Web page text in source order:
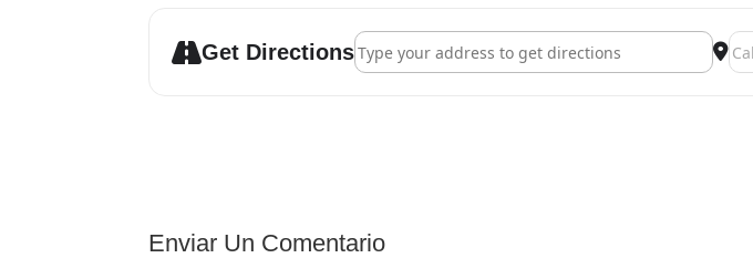
Get DirectionsAddress - Charla Taller: Gestión Estrés y Mindfulness
Enviar Un Comentario